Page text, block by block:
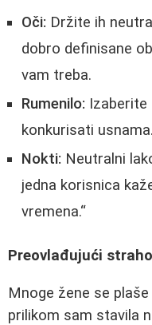
Oči: Držite ih
dobro definisane
vam treba.
Rumenilo: Izaberite
konkurisati usnama.
Nokti: Neutralni
jedna korisnica
vremena.
Preovlađujući
Mnoge žene se
prilikom sam stavila